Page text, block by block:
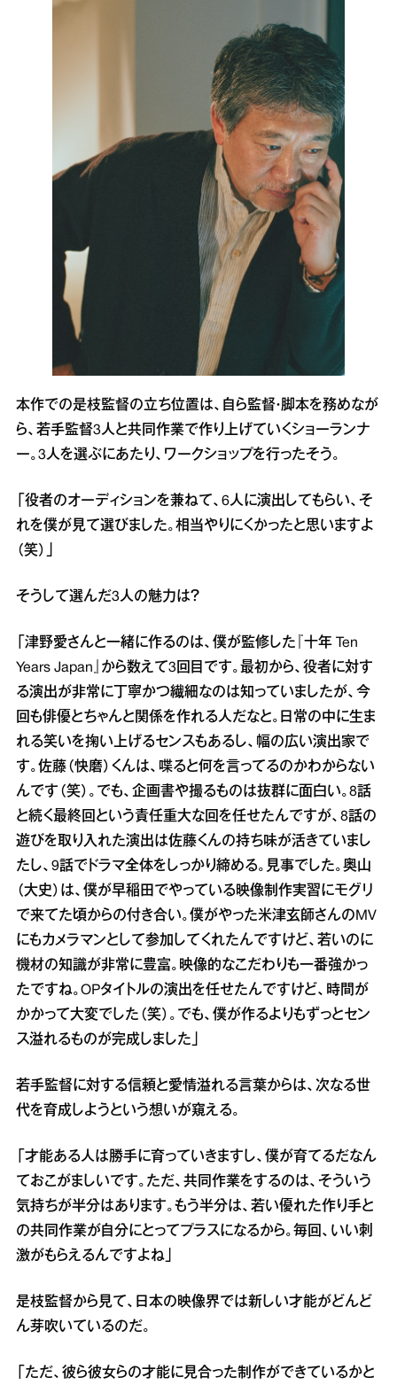
本作での是枝監督の立ち位置は、自ら監督・脚本を務めなが
ら、若手監督3人と共同作業で作り上げていくショーランナ
ー。3人を選ぶにあたり、ワークショップを行ったそう。
「役者のオーディションを兼ねて、6人に演出してもらい、そ
れを僕が見て選びました。相当やりにくかったと思いますよ
（笑）」
そうして選んだ3人の魅力は？
「津野愛さんと一緒に作るのは、僕が監修した『十年 Ten
Years Japan』から数えて3回目です。最初から、役者に対す
る演出が非常に丁寧かつ繊細なのは知っていましたが、今
回も俳優とちゃんと関係を作れる人だなと。日常の中に生ま
れる笑いを掬い上げるセンスもあるし、幅の広い演出家で
す。佐藤（快磨）くんは、喋ると何を言ってるのかわからない
んです（笑）。でも、企画書や撮るものは抜群に面白い。8話
と続く最終回という責任重大な回を任せたんですが、8話の
遊びを取り入れた演出は佐藤くんの持ち味が活きていまし
たし、9話でドラマ全体をしっかり締める。見事でした。奥山
（大史）は、僕が早稲田でやっている映像制作実習にモグリ
で来てた頃からの付き合い。僕がやった米津玄師さんのMV
にもカメラマンとして参加してくれたんですけど、若いのに
機材の知識が非常に豊富。映像的なこだわりも一番強かっ
たですね。OPタイトルの演出を任せたんですけど、時間が
かかって大変でした（笑）。でも、僕が作るよりもずっとセン
ス溢れるものが完成しました」
若手監督に対する信頼と愛情溢れる言葉からは、次なる世
代を育成しようという想いが窺える。
「才能ある人は勝手に育っていきますし、僕が育てるだなん
ておこがましいです。ただ、共同作業をするのは、そういう
気持ちが半分はあります。もう半分は、若い優れた作り手と
の共同作業が自分にとってプラスになるから。毎回、いい刺
激がもらえるんですよね」
是枝監督から見て、日本の映像界では新しい才能がどんど
ん芽吹いているのだ。
「ただ、彼ら彼女らの才能に見合った制作ができているかと